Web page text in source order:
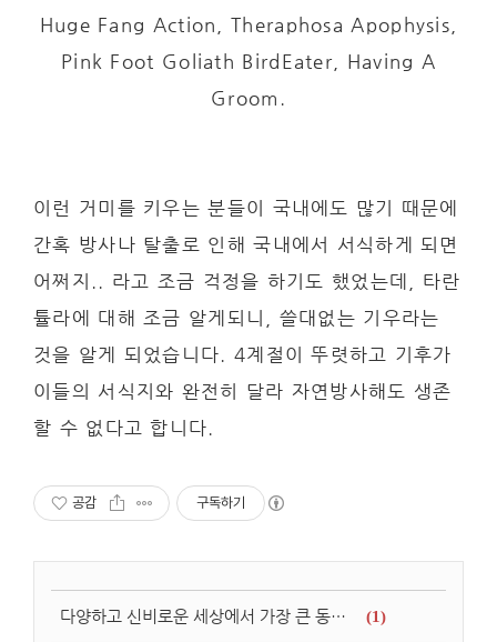
Huge Fang Action, Theraphosa Apophysis,
Pink Foot Goliath BirdEater, Having A
Groom.
이런 거미를 키우는 분들이 국내에도 많기 때문에
간혹 방사나 탈출로 인해 국내에서 서식하게 되면
어쩌지.. 라고 조금 걱정을 하기도 했었는데, 타란
튤라에 대해 조금 알게되니, 쓸대없는 기우라는
것을 알게 되었습니다. 4계절이 뚜렷하고 기후가
이들의 서식지와 완전히 달라 자연방사해도 생존
할 수 없다고 합니다.
공감 구독하기
다양하고 신비로운 세상에서 가장 큰 동물 중에서 【고래, 뱀, 악어, 새, 물고기】 등 소개!! (1)